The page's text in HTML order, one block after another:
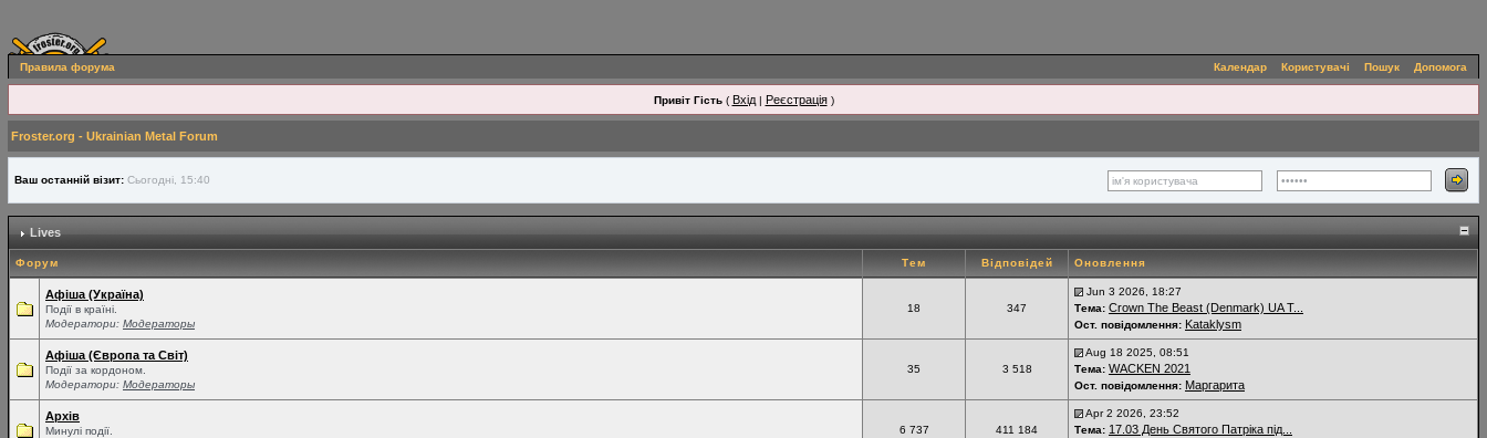
Правила форума Календар Користувачі Пошук Допомога
Привіт Гість( Вхід| Реєстрація)
Froster.org - Ukrainian Metal Forum
Ваш останній візит: Сьогодні, 15:40
Lives
Форум Тем Відповідей Оновлення
Афіша (Україна)
Події в країні.
Модератори: Модераторы
18 347
Jun 3 2026, 18:27
Тема: Crown The Beast (Denmark) UA T...
Ост. повідомлення: Kataklysm
Афіша (Європа та Світ)
Події за кордоном.
Модератори: Модераторы
35 3 518
Aug 18 2025, 08:51
Тема: WACKEN 2021
Ост. повідомлення: Маргарита
Архів
Минулі події.
6 737 411 184
Apr 2 2026, 23:52
Тема: 17.03 День Святого Патріка під...